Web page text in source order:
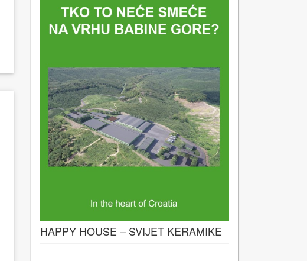
HAPPY HOUSE – SVIJET KERAMIKE